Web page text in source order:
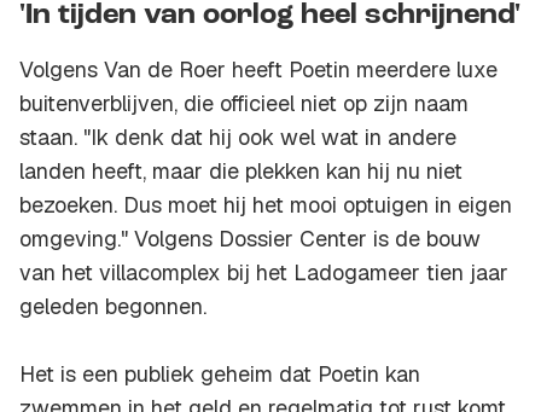
'In tijden van oorlog heel schrijnend'
Volgens Van de Roer heeft Poetin meerdere luxe
buitenverblijven, die officieel niet op zijn naam
staan. "Ik denk dat hij ook wel wat in andere
landen heeft, maar die plekken kan hij nu niet
bezoeken. Dus moet hij het mooi optuigen in eigen
omgeving." Volgens Dossier Center is de bouw
van het villacomplex bij het Ladogameer tien jaar
geleden begonnen.
Het is een publiek geheim dat Poetin kan